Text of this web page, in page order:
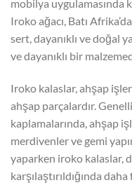
mobilya uygulamasında
Iroko ağacı, Batı
sert, dayanıklı ve doğal
ve dayanıklı bir
Iroko kalaslar, ahşap
ahşap parçalardır.
kaplamalarında, ahşap
merdivenler ve gemi
yaparken iroko kalaslar,
karşılaştırıldığında